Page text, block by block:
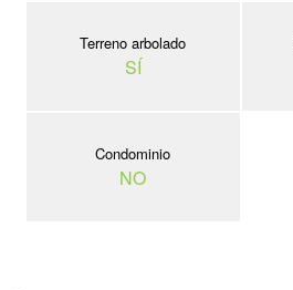
Terreno arbolado
SÍ
Condominio
NO